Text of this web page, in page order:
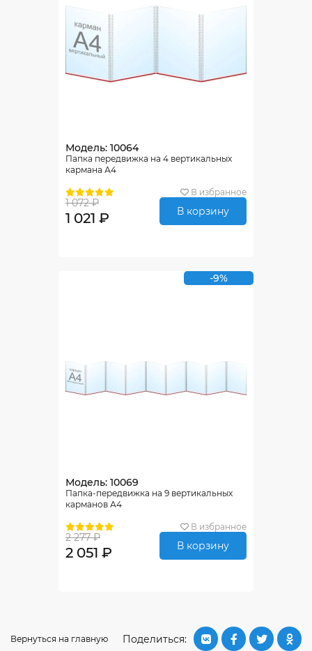
Модель: 10064
Папка передвижка на 4 вертикальных
кармана А4
В избранное
1 072 ₽
1 021 ₽ В корзину
-9%
Модель: 10069
Папка-передвижка на 9 вертикальных
карманов А4
В избранное
2 277 ₽
2 051 ₽ В корзину
Поделиться:
Вернуться на главную